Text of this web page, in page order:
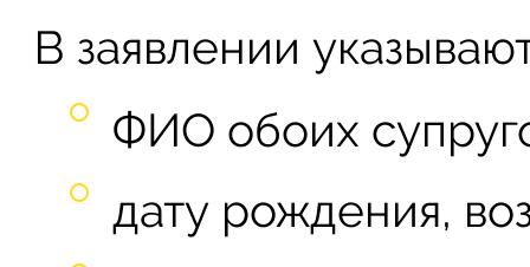
В заявлении
ФИО обоих
дату рождения,